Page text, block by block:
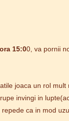
15:00, va pornii
joaca un rol mult
invingi in
ca in mod